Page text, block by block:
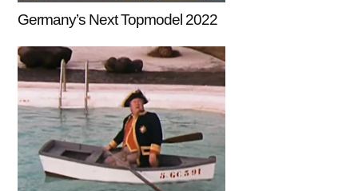
Germany’s Next Topmodel 2022